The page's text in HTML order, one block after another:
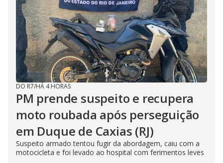
DO R7/HÁ 4 HORAS
PM prende suspeito e recupera
moto roubada após perseguição
em Duque de Caxias (RJ)
Suspeito armado tentou fugir da abordagem, caiu com a
motocicleta e foi levado ao hospital com ferimentos leves